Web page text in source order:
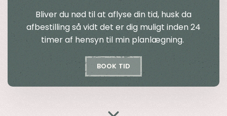
Bliver du nød til at aflyse din tid, husk da
afbestilling så vidt det er dig muligt inden 24
timer af hensyn til min planlægning.
BOOK TID